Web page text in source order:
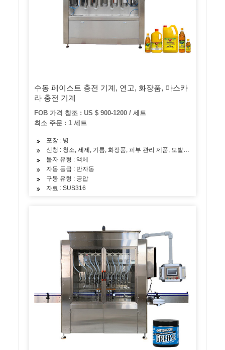
수동 페이스트 충전 기계, 연고, 화장품, 마스카
라 충전 기계
FOB 가격 참조 : US $ 900-1200 / 세트
최소 주문 : 1 세트
포장 : 병
신청 : 청소, 세제, 기름, 화장품, 피부 관리 제품, 모발 관리 제품
물자 유형 : 액체
자동 등급 : 반자동
구동 유형 : 공압
자료 : SUS316